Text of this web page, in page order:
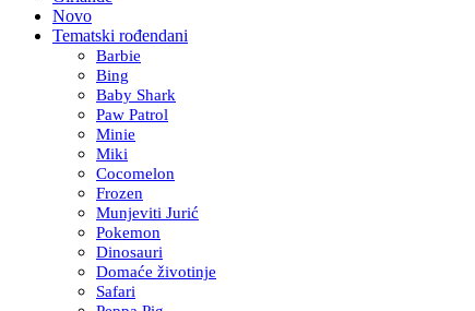
Novo
Tematski rođendani
Barbie
Bing
Baby Shark
Paw Patrol
Minie
Miki
Cocomelon
Frozen
Munjeviti Jurić
Pokemon
Dinosauri
Domaće životinje
Safari